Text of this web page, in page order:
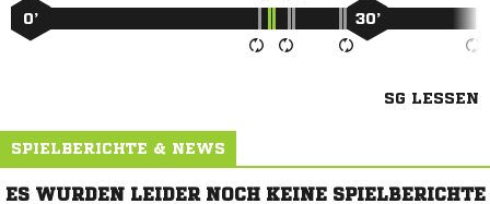
0’ 30’
SG LESSEN
SPIELBERICHTE & NEWS
ES WURDEN LEIDER NOCH KEINE SPIELBERICHTE